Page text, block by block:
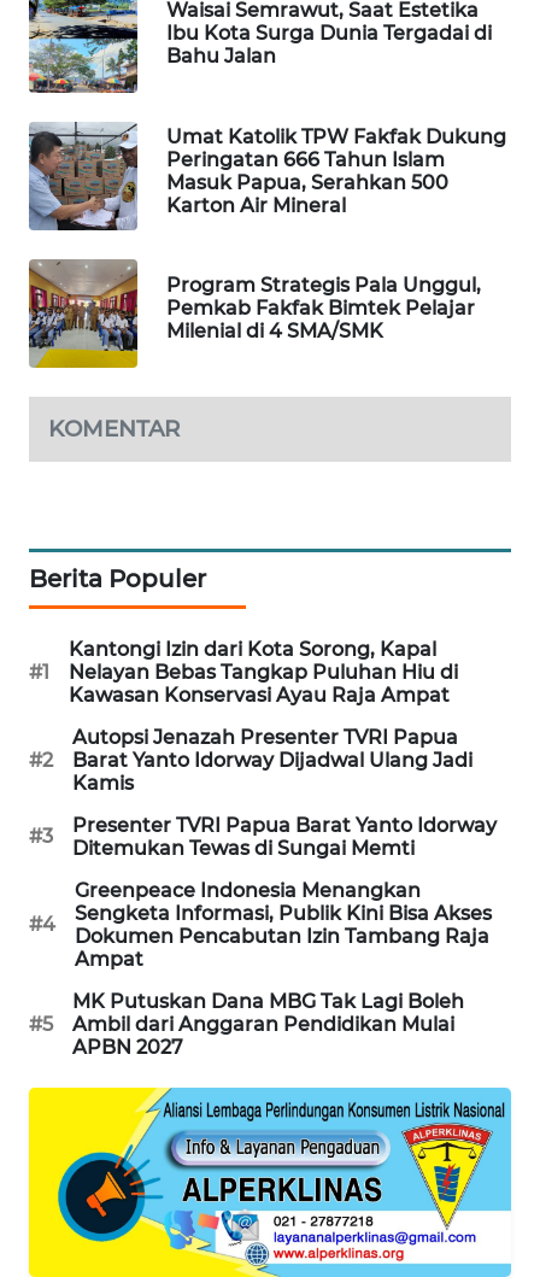
Waisai Semrawut, Saat Estetika
Ibu Kota Surga Dunia Tergadai di
Bahu Jalan
Umat Katolik TPW Fakfak Dukung
Peringatan 666 Tahun Islam
Masuk Papua, Serahkan 500
Karton Air Mineral
Program Strategis Pala Unggul,
Pemkab Fakfak Bimtek Pelajar
Milenial di 4 SMA/SMK
KOMENTAR
Berita Populer
#1
Kantongi Izin dari Kota Sorong, Kapal
Nelayan Bebas Tangkap Puluhan Hiu di
Kawasan Konservasi Ayau Raja Ampat
#2
Autopsi Jenazah Presenter TVRI Papua
Barat Yanto Idorway Dijadwal Ulang Jadi
Kamis
#3
Presenter TVRI Papua Barat Yanto Idorway
Ditemukan Tewas di Sungai Memti
#4
Greenpeace Indonesia Menangkan
Sengketa Informasi, Publik Kini Bisa Akses
Dokumen Pencabutan Izin Tambang Raja
Ampat
#5
MK Putuskan Dana MBG Tak Lagi Boleh
Ambil dari Anggaran Pendidikan Mulai
APBN 2027
NEWS
SITUNGIR
NEWS
SIDIKALANG
NEWS
NEWS
METRO
SIANTAR
METRO
JAKARTA
KRT
NEWS
KARING
NEWS
JURNAL
MARITIM
HUMBANG
GARONGGANG
ID
ENERGI
NEWS